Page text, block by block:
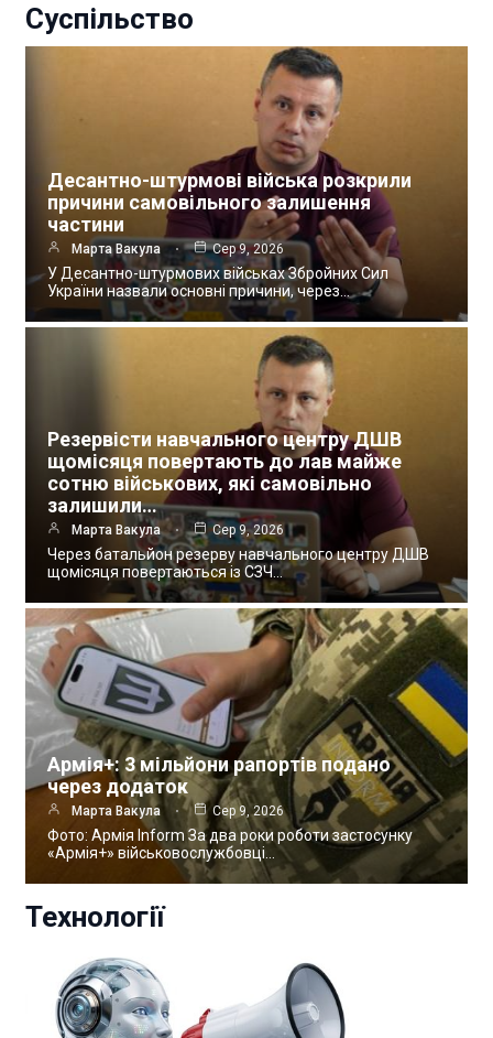
Суспільство
Десантно-штурмові війська розкрили
причини самовільного залишення
частини
Марта Вакула Сер 9, 2026
У Десантно-штурмових військах Збройних Сил
України назвали основні причини, через…
Резервісти навчального центру ДШВ
щомісяця повертають до лав майже
сотню військових, які самовільно
залишили…
Марта Вакула Сер 9, 2026
Через батальйон резерву навчального центру ДШВ
щомісяця повертаються із СЗЧ…
Армія+: 3 мільйони рапортів подано
через додаток
Марта Вакула Сер 9, 2026
Фото: Армія Inform За два роки роботи застосунку
«Армія+» військовослужбовці…
Технології